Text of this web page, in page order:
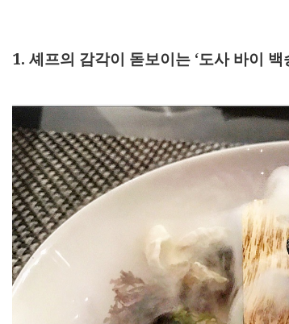
1. 셰프의 감각이 돋보이는 ‘도사 바이 백